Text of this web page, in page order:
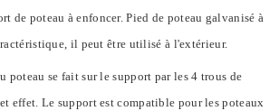
de poteau à enfoncer. Pied de poteau galvanisé à
il peut être utilisé à l'extérieur.
poteau se fait sur le support par les 4 trous de
effet. Le support est compatible pour les poteaux